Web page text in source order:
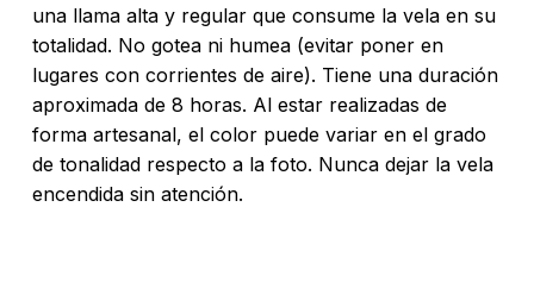
No hay productos en el carrito.
una llama alta y regular que consume la vela en su
totalidad. No gotea ni humea (evitar poner en
lugares con corrientes de aire). Tiene una duración
aproximada de 8 horas. Al estar realizadas de
forma artesanal, el color puede variar en el grado
de tonalidad respecto a la foto. Nunca dejar la vela
encendida sin atención.